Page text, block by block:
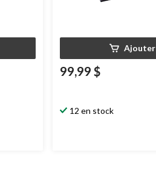
Ajouter
99,99 $
12 en stock